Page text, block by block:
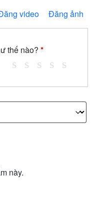
video Đăng ảnh
thế nào? *
này.